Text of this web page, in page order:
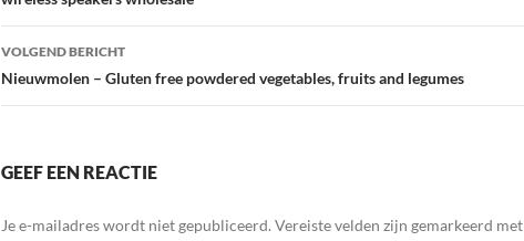
VOLGEND BERICHT
Nieuwmolen – Gluten free powdered vegetables, fruits and legumes
GEEF EEN REACTIE
Je e-mailadres wordt niet gepubliceerd. Vereiste velden zijn gemarkeerd met